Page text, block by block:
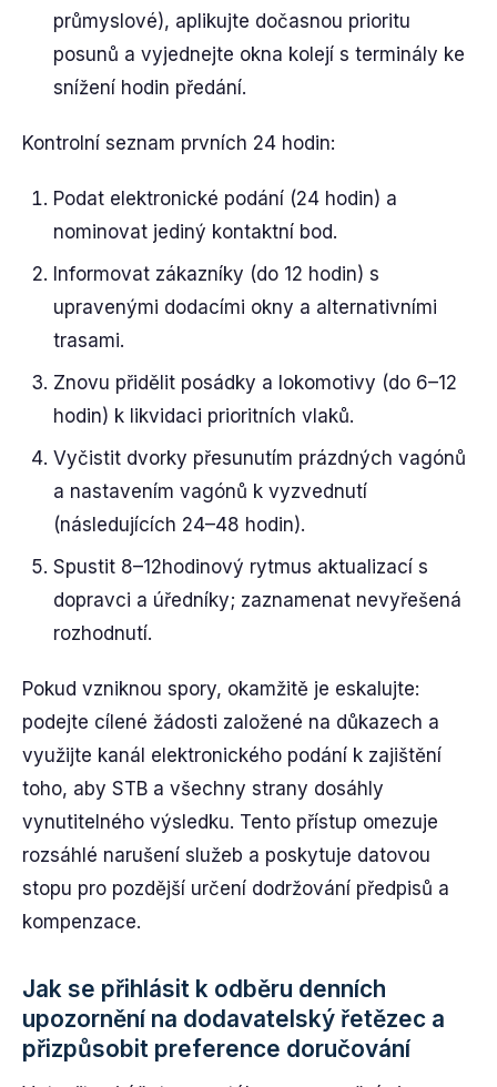
průmyslové), aplikujte dočasnou prioritu
posunů a vyjednejte okna kolejí s terminály ke
snížení hodin předání.
Kontrolní seznam prvních 24 hodin:
Podat elektronické podání (24 hodin) a
nominovat jediný kontaktní bod.
Informovat zákazníky (do 12 hodin) s
upravenými dodacími okny a alternativními
trasami.
Znovu přidělit posádky a lokomotivy (do 6–12
hodin) k likvidaci prioritních vlaků.
Vyčistit dvorky přesunutím prázdných vagónů
a nastavením vagónů k vyzvednutí
(následujících 24–48 hodin).
Spustit 8–12hodinový rytmus aktualizací s
dopravci a úředníky; zaznamenat nevyřešená
rozhodnutí.
Pokud vzniknou spory, okamžitě je eskalujte:
podejte cílené žádosti založené na důkazech a
využijte kanál elektronického podání k zajištění
toho, aby STB a všechny strany dosáhly
vynutitelného výsledku. Tento přístup omezuje
rozsáhlé narušení služeb a poskytuje datovou
stopu pro pozdější určení dodržování předpisů a
kompenzace.
Jak se přihlásit k odběru denních
upozornění na dodavatelský řetězec a
přizpůsobit preference doručování